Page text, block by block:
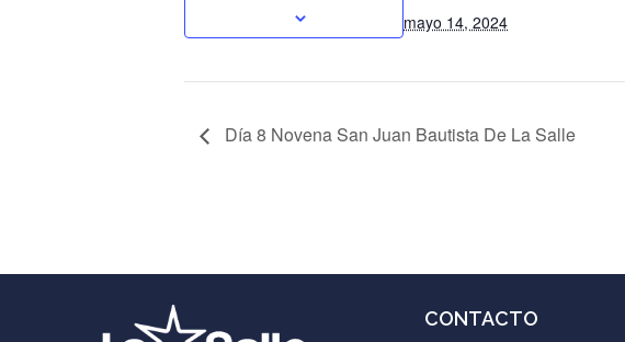
mayo 14, 2024
Día 8 Novena San Juan Bautista De La Salle
CONTACTO